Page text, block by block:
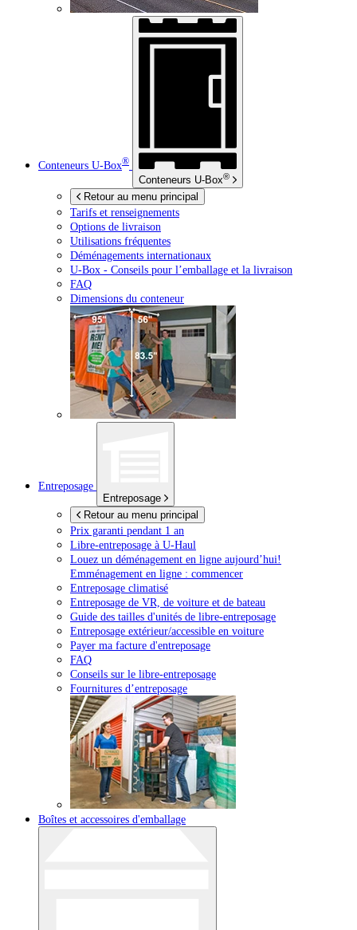
Conteneurs U-Box®
Conteneurs U-Box®
Retour au menu principal
Tarifs et renseignements
Options de livraison
Utilisations fréquentes
Déménagements internationaux
U-Box - Conseils pour l’emballage et la livraison
FAQ
Dimensions du conteneur
Entreposage
Entreposage
Retour au menu principal
Prix garanti pendant 1 an
Libre-entreposage à U-Haul
Louez un déménagement en ligne aujourd’hui!
Emménagement en ligne : commencer
Entreposage climatisé
Entreposage de VR, de voiture et de bateau
Guide des tailles d'unités de libre-entreposage
Entreposage extérieur/accessible en voiture
Payer ma facture d'entreposage
FAQ
Conseils sur le libre-entreposage
Fournitures d’entreposage
Boîtes et accessoires d'emballage